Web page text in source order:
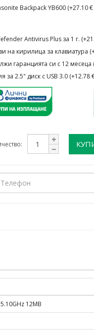
Backpack YB600 (+27.10
Antivirus Plus за 1 г.
на кирилица за клавиатура
гаранцията си с 12 месеца
за 2.5" диск с USB 3.0 (+12.78
12MB